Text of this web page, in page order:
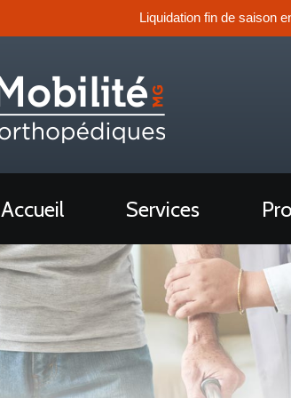
Liquidation fin de saison
Accueil Services